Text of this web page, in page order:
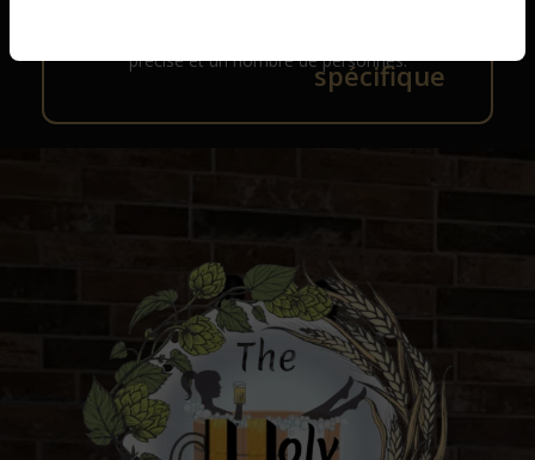
spécifique
précise et un nombre de personnes.